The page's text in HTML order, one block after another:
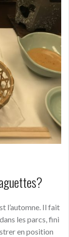
l’automne. Il fait
les parcs, fini
en position